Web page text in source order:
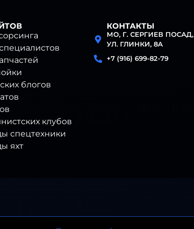
блогов
клубов
спецтехники
яхт
КОНТАКТЫ
МО, Г. СЕРГИЕВ ПОСАД,
УЛ. ГЛИНКИ, 8А
+7 (916) 699-82-79